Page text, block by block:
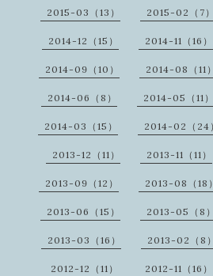
2015-03（13） 2015-02（7）
2014-12（15） 2014-11（16）
2014-09（10） 2014-08（11）
2014-06（8） 2014-05（11）
2014-03（15） 2014-02（24）
2013-12（11） 2013-11（11）
2013-09（12） 2013-08（18）
2013-06（15） 2013-05（8）
2013-03（16） 2013-02（8）
2012-12（11） 2012-11（16）